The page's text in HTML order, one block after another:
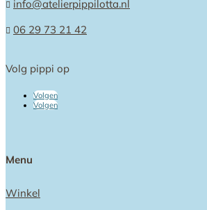
 info@atelierpippilotta.nl
 06 29 73 21 42
Volg pippi op
Volgen
Volgen
Menu
Winkel